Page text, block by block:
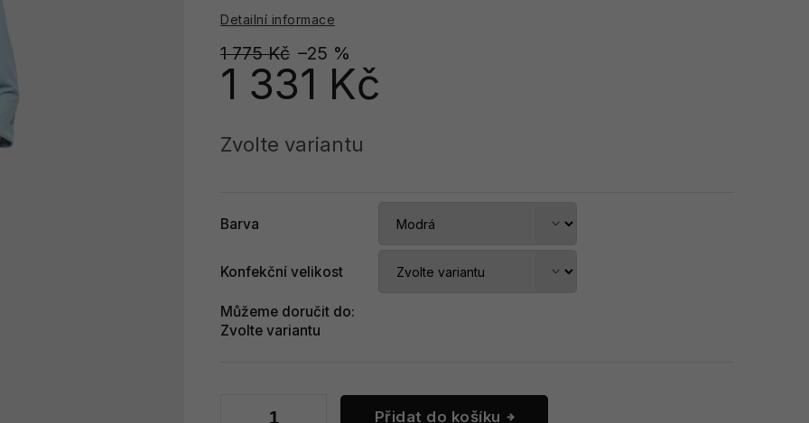
1 775 Kč –25 %
1 331 Kč
cena:
Zvolte variantu
Barva
Konfekční velikost
Můžeme doručit do:
Zvolte variantu
Přidat do košíku
Detailní informace